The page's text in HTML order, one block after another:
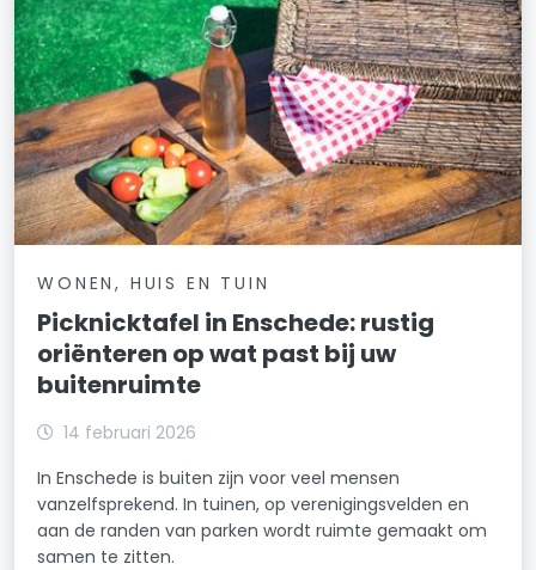
WONEN, HUIS EN TUIN
Picknicktafel in Enschede: rustig
oriënteren op wat past bij uw
buitenruimte
14 februari 2026
In Enschede is buiten zijn voor veel mensen
vanzelfsprekend. In tuinen, op verenigingsvelden en
aan de randen van parken wordt ruimte gemaakt om
samen te zitten.